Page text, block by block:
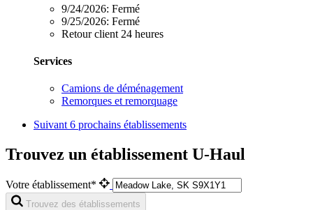
9/24/2026: Fermé
9/25/2026: Fermé
Retour client 24 heures
Services
Camions de déménagement
Remorques et remorquage
Suivant 6 prochains établissements
Trouvez un établissement U-Haul
Votre établissement*
Trouvez des établissements